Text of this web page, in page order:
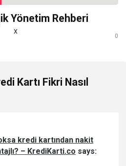
x
Yönetim Rehberi
0
Kartı Fikri Nasıl
kredi kartından nakit
– KrediKarti.co says: